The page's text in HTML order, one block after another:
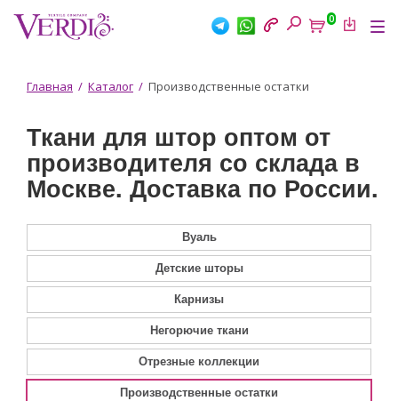
основному
0
Вы
Главная / Каталог / Производственные остатки
Ткани для штор оптом от
производителя со склада в
Москве. Доставка по России.
Вуаль
Детские шторы
Карнизы
Негорючие ткани
Отрезные коллекции
Производственные остатки